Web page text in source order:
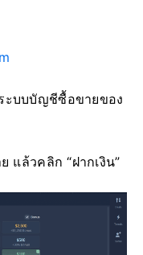
ะบบบัญชีซื้อขายของ
แล้วคลิก “ฝากเงิน”